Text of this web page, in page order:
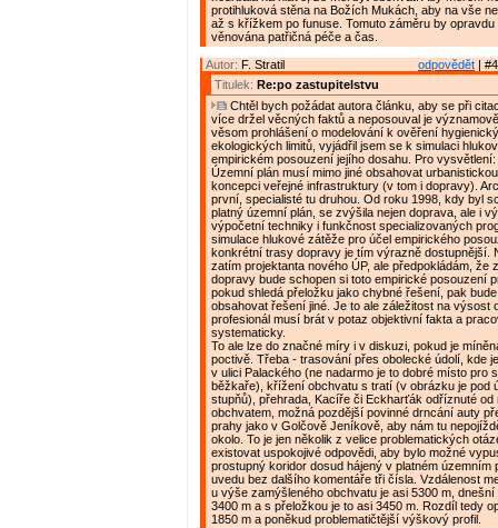
protihluková stěna na Božích Mukách, aby na vše
až s křížkem po funuse. Tomuto záměru by opravdu
věnována patřičná péče a čas.
odpovědět |
Autor: F. Stratil
Titulek: Re:po zastupitelstvu
Chtěl bych požádat autora článku, aby se při
více držel věcných faktů a neposouval je
věsom prohlášení o modelování k ověření
ekologických limitů, vyjádřil jsem se k simulaci
empirickém posouzení jejího dosahu. Pro vysvětlení:
Územní plán musí mimo jiné obsahovat
koncepci veřejné infrastruktury (v tom i dopravy).
první, specialisté tu druhou. Od roku 1998, kdy byl
platný územní plán, se zvýšila nejen doprava, ale i
výpočetní techniky i funkčnost specializovaných
simulace hlukové zátěže pro účel empirického
konkrétní trasy dopravy je tím výrazně dostupnější.
zatím projektanta nového ÚP, ale předpokládám, že
dopravy bude schopen si toto empirické posouzení
pokud shledá přeložku jako chybné řešení, pak
obsahovat řešení jiné. Je to ale záležitost na výsost
profesionál musí brát v potaz objektivní fakta a
systematicky.
To ale lze do značné míry i v diskuzi, pokud je
poctivě. Třeba - trasování přes obolecké údolí, kde
v ulici Palackého (ne nadarmo je to dobré místo pro
běžkaře), křížení obchvatu s tratí (v obrázku je pod
stupňů), přehrada, Kacíře či Eckharťák odříznuté od
obchvatem, možná pozdější povinné drncání auty
prahy jako v Golčově Jeníkově, aby nám tu
okolo. To je jen několik z velice problematických
existovat uspokojivé odpovědi, aby bylo možné
prostupný koridor dosud hájený v platném územním
uvedu bez dalšího komentáře tři čísla. Vzdálenost
u výše zamýšleného obchvatu je asi 5300 m,
3400 m a s přeložkou je to asi 3450 m. Rozdíl tedy
1850 m a poněkud problematičtější výškový profil.